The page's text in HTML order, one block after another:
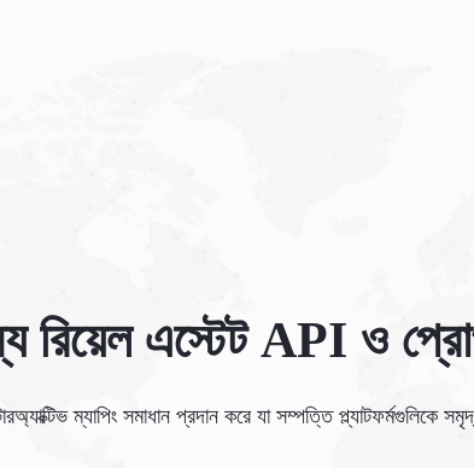
রিয়েল এস্টেট API ও
ম্যাপিং সমাধান প্রদান করে যা সম্পত্তি